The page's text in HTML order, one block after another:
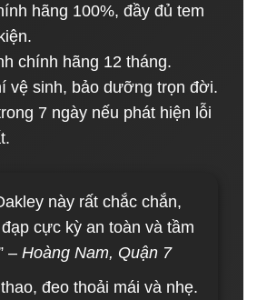
hãng 100%, đầy đủ tem
chính hãng 12 tháng.
vệ sinh, bảo dưỡng trọn đời.
7 ngày nếu phát hiện lỗi
này rất chắc chắn,
cực kỳ an toàn và tầm
– Hoàng Nam, Quận 7
đeo thoải mái và nhẹ.